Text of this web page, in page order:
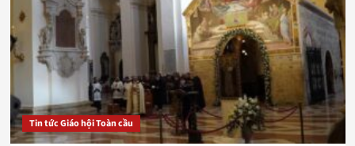
Tin tức Giáo hội Toàn cầu